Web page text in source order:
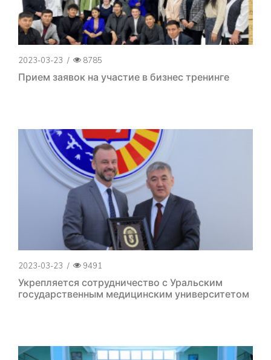
2023-03-23 / 8785
Прием заявок на участие в бизнес тренинге
2023-03-23 / 9491
Укрепляется сотрудничество с Уральским
государственным медицинским университетом